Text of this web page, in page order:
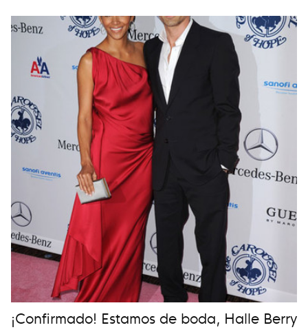
¡Confirmado! Estamos de boda, Halle Berry